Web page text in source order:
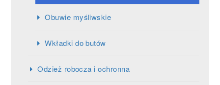
Obuwie myśliwskie
Wkładki do butów
Odzież robocza i ochronna